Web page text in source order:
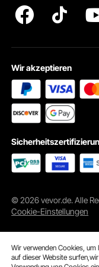
Wir akzeptieren
© 2026 vevor.de. Alle
Cookie-Einstellungen
Wir verwenden Cookies, um
auf dieser Website